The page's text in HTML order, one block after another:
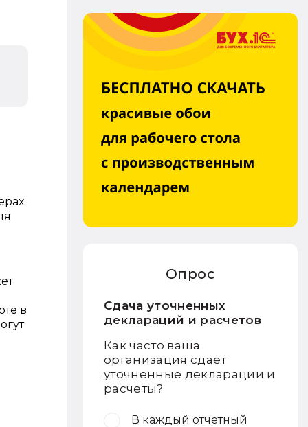
в
Опрос
Сдача уточненных
деклараций и расчетов
Как часто ваша
организация сдает
уточненные декларации и
расчеты?
В каждый отчетный